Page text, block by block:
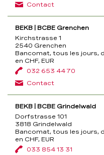
Contact
BEKB | BCBE Grenchen
Kirchstrasse 1
2540 Grenchen
Bancomat, tous les jours,
en CHF, EUR
032 653 44 70
Contact
BEKB | BCBE Grindelwald
Dorfstrasse 101
3818 Grindelwald
Bancomat, tous les jours,
en CHF, EUR
033 854 13 31